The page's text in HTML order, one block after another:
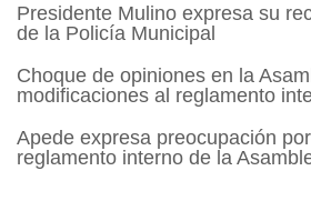
Presidente Mulino expresa su
de la Policía Municipal
Choque de opiniones en la
modificaciones al reglamento
Apede expresa preocupación
reglamento interno de la